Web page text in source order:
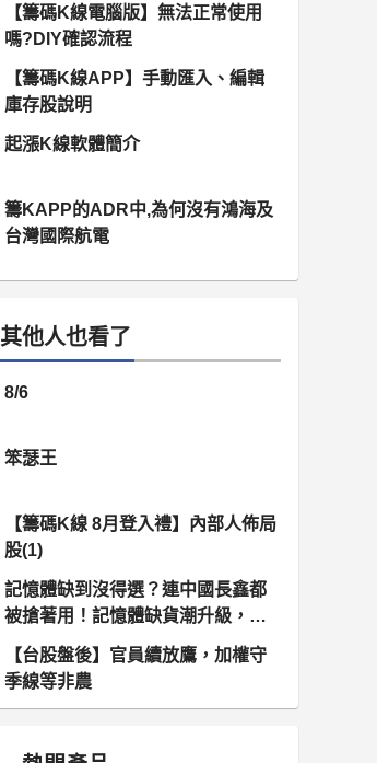
【籌碼K線電腦版】無法正常使用
嗎?DIY確認流程
【籌碼K線APP】手動匯入、編輯
庫存股說明
起漲K線軟體簡介
籌KAPP的ADR中,為何沒有鴻海及
台灣國際航電
其他人也看了
8/6
笨瑟王
【籌碼K線 8月登入禮】內部人佈局
股(1)
記憶體缺到沒得選？連中國長鑫都
被搶著用！記憶體缺貨潮升級，南
亞科、群聯領軍噴發
【台股盤後】官員續放鷹，加權守
季線等非農